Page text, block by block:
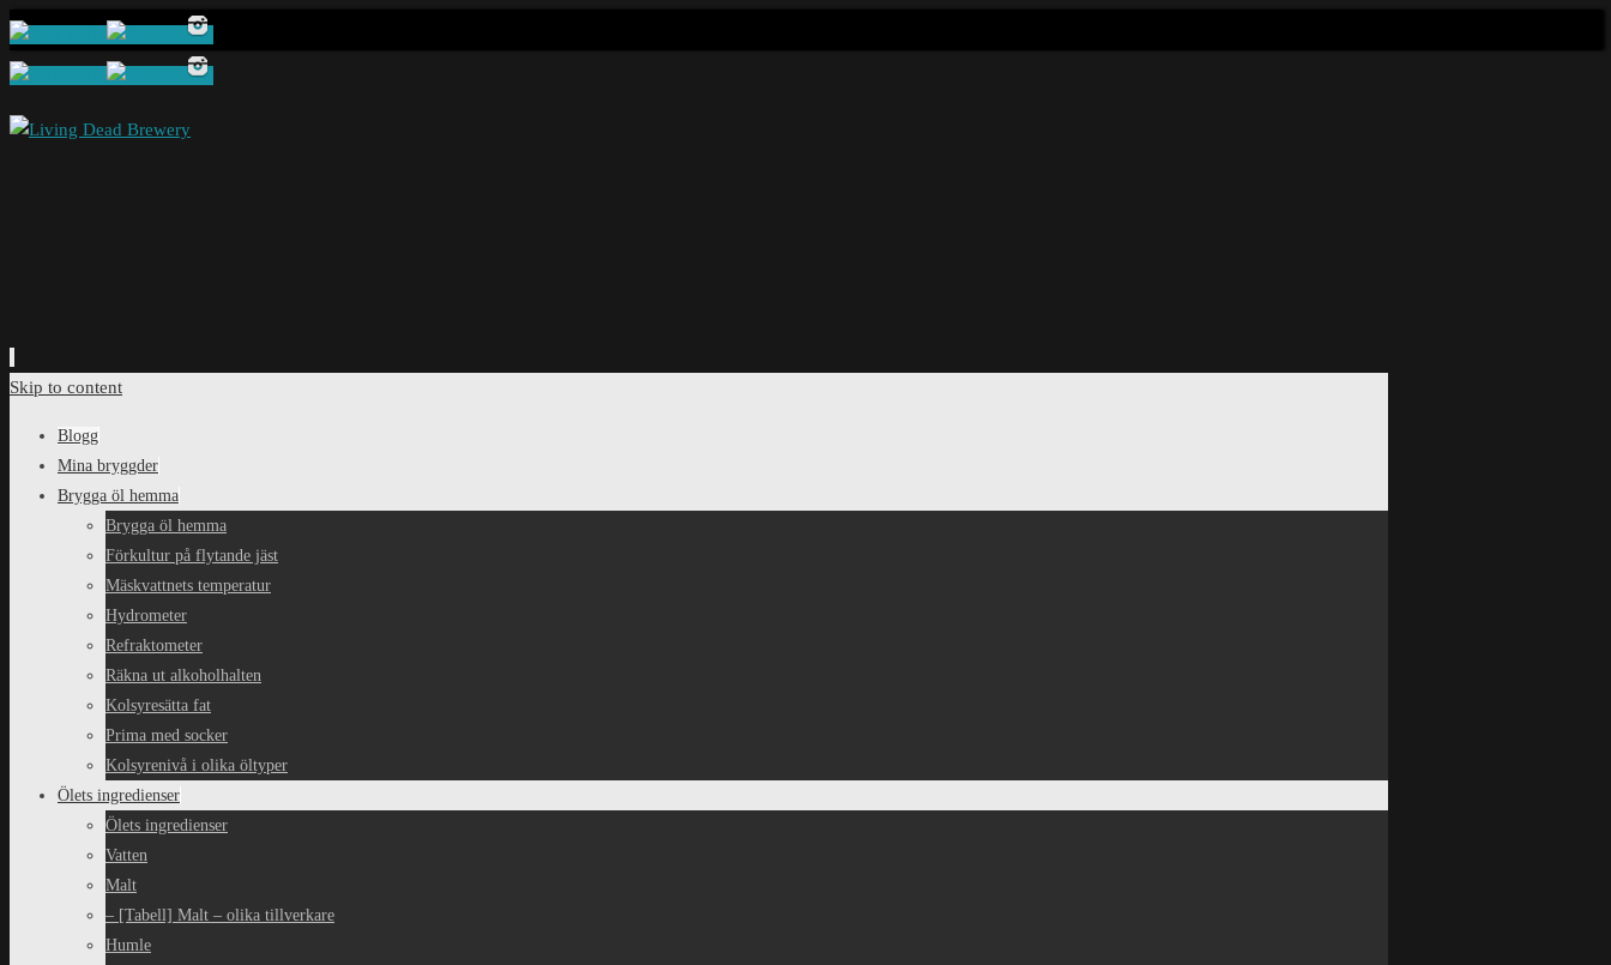
Skip to content
Blogg
Mina bryggder
Brygga öl hemma
Brygga öl hemma
Förkultur på flytande jäst
Mäskvattnets temperatur
Hydrometer
Refraktometer
Räkna ut alkoholhalten
Kolsyresätta fat
Prima med socker
Kolsyrenivå i olika öltyper
Ölets ingredienser
Ölets ingredienser
Vatten
Malt
– [Tabell] Malt – olika tillverkare
Humle